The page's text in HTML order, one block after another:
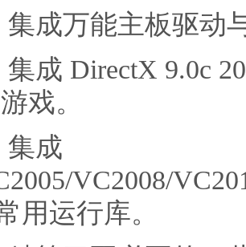
万能主板驱动
DirectX 9.0c
戏。
成
VC2008/
用运行库。